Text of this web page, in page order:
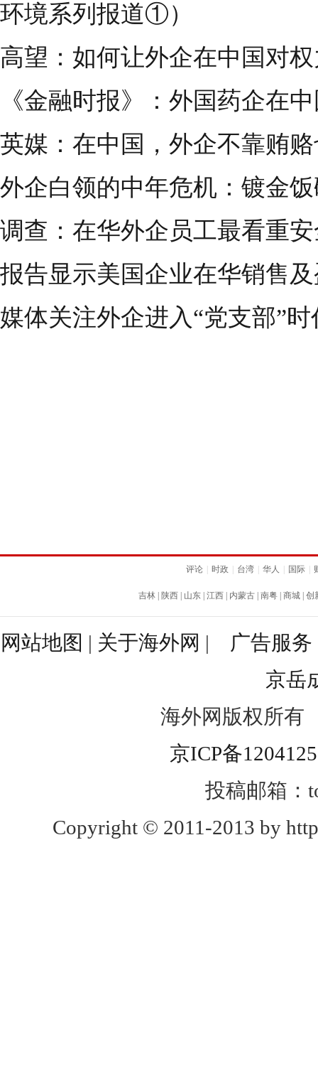
环境系列报道①）
高望：如何让外企在中国对权
《金融时报》：外国药企在
英媒：在中国，外企不靠贿
外企白领的中年危机：镀金
调查：在华外企员工最看重
报告显示美国企业在华销售
媒体关注外企进入“党支部”
评论 时政 台湾 华人 国际
吉林 陕西 山东 江西 内蒙古 南粤 商城 创
网站地图 | 关于海外网 | 广告服务
京岳
海外网版权所有
京ICP备
投稿邮箱：
Copyright © 2011-2013 by